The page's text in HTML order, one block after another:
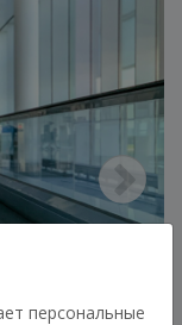
персональные